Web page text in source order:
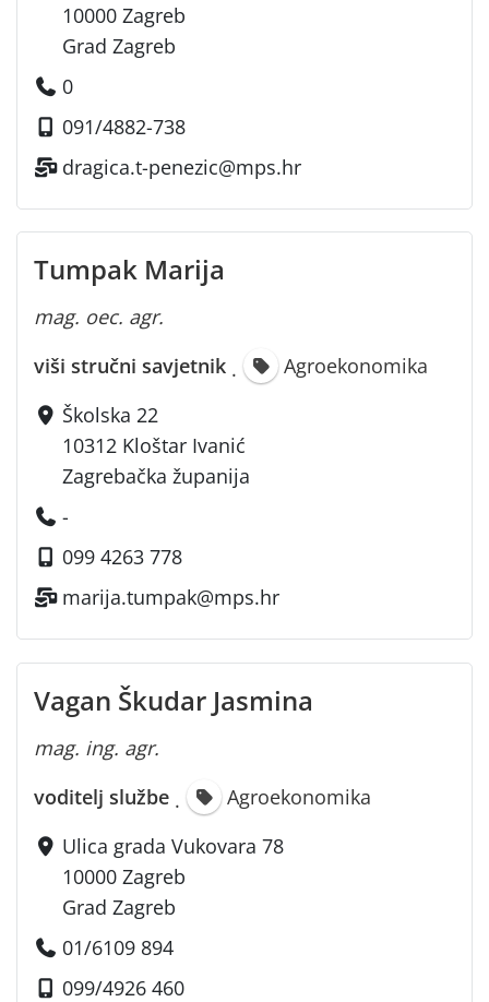
10000 Zagreb
Grad Zagreb
0
091/4882-738
dragica.t-penezic@mps.hr
Tumpak Marija
mag. oec. agr.
viši stručni savjetnik ·
Agroekonomika
Školska 22
10312 Kloštar Ivanić
Zagrebačka županija
-
099 4263 778
marija.tumpak@mps.hr
Vagan Škudar Jasmina
mag. ing. agr.
voditelj službe ·
Agroekonomika
Ulica grada Vukovara 78
10000 Zagreb
Grad Zagreb
01/6109 894
099/4926 460